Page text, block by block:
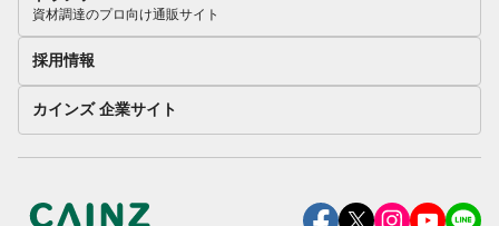
資材調達のプロ向け通販サイト
採用情報
カインズ 企業サイト